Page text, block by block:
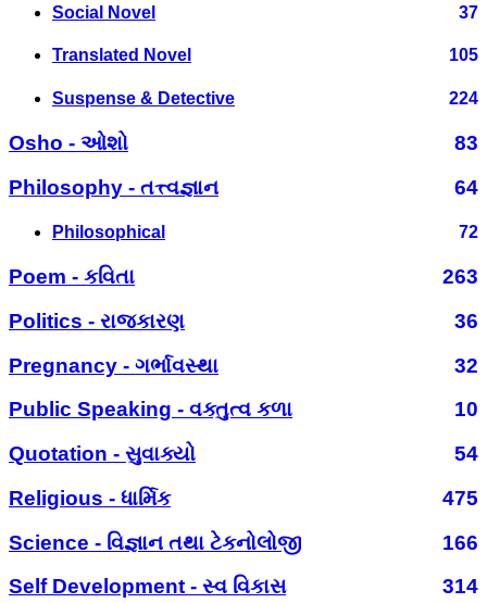
Social Novel 37
Translated Novel 105
Suspense & Detective 224
Osho - ઓશો
83
Philosophy - તત્ત્વજ્ઞાન
64
Philosophical 72
Poem - કવિતા
263
Politics - રાજકારણ
36
Pregnancy - ગર્ભાવસ્થા
32
Public Speaking - વક્તુત્વ કળા
10
Quotation - સુવાક્યો
54
Religious - ધાર્મિક
475
Science - વિજ્ઞાન તથા ટેકનોલોજી
166
Self Development - સ્વ વિકાસ
314